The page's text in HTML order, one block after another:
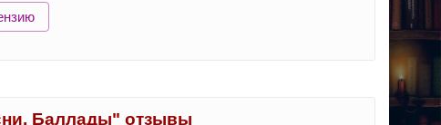
Баллады" отзывы